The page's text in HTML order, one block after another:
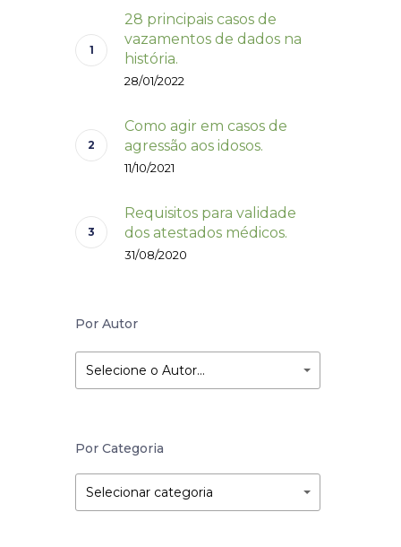
28 principais casos de
vazamentos de dados na
história.
28/01/2022
Como agir em casos de
agressão aos idosos.
11/10/2021
Requisitos para validade
dos atestados médicos.
31/08/2020
Por Autor
Selecione o Autor…
Por Categoria
Categoria
Selecionar categoria
Categoria